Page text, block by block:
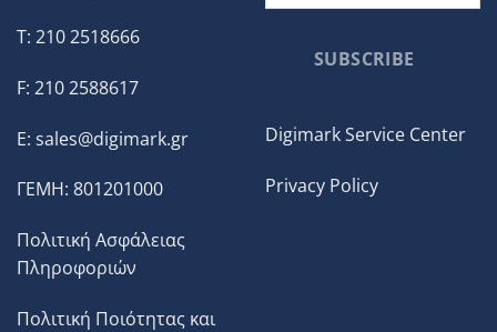
T: 210 2518666
F: 210 2588617
E: sales@digimark.gr
ΓΕΜΗ: 801201000
Πολιτική Ασφάλειας
Πληροφοριών
Πολιτική Ποιότητας και
SUBSCRIBE
Digimark Service Center
Privacy Policy